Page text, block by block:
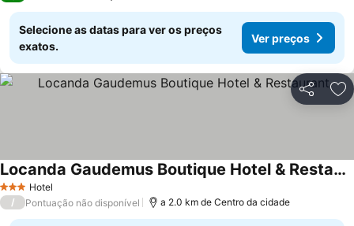
Selecione as datas para ver os preços
exatos.
Ver preços
Partilhar
3 EstrelasHotel
Locanda Gaudemus Boutique Hotel & Restaurant
Ver preços
/ Pontuação não disponível a 2.0 km de Centro da cidade